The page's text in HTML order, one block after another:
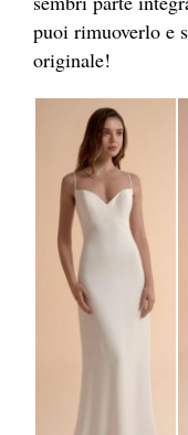
puoi rimuoverlo e
originale!